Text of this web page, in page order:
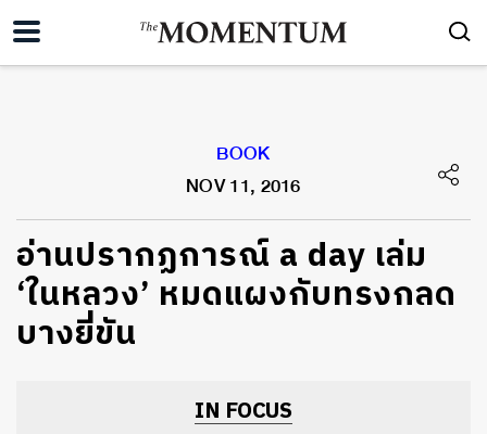
BOOK
NOV 11, 2016
อ่านปรากฏการณ์ a day เล่ม
‘ในหลวง’ หมดแผงกับทรงกลด
บางยี่ขัน
IN FOCUS